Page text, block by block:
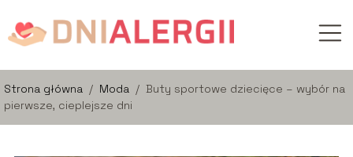
Strona główna / Moda / Buty sportowe dziecięce – wybór na
pierwsze, cieplejsze dni